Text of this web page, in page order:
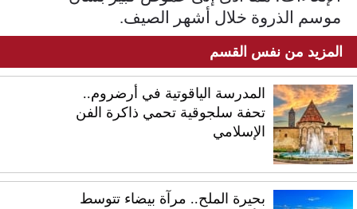
موسم الذروة خلال أشهر الصيف.
المزيد من نفس القسم
المدرسة الياقوتية في أرضروم..
تحفة سلجوقية تحمي ذاكرة الفن
الإسلامي
بحيرة الملح.. مرآة بيضاء تتوسط